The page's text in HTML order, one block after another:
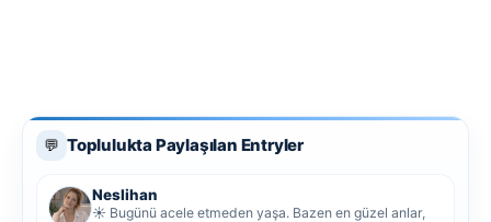
💬 Toplulukta Paylaşılan Entryler
Neslihan
☀️ Bugünü acele etmeden yaşa. Bazen en güzel anlar,